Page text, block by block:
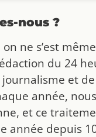
nous ?
ne s’est
du 24
journalisme et
année,
et ce
année depuis